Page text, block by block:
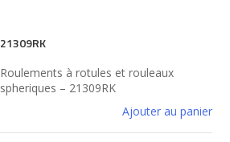
21309RK
Roulements à rotules et rouleaux
spheriques – 21309RK
Ajouter au panier